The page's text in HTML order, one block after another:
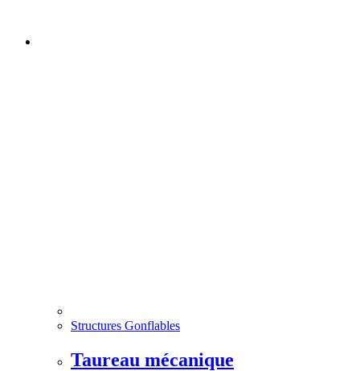
Structures Gonflables
Taureau mécanique